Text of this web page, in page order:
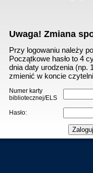
Uwaga! Zmiana
Przy logowaniu należy
Początkowe hasło to 4
dnia daty urodzenia (np.
zmienić w koncie
Numer karty
bibliotecznej/ELS
Hasło: